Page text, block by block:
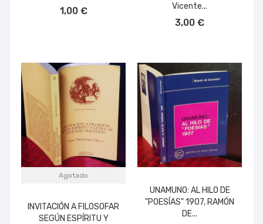
1,00 €
Vicente...
3,00 €
Agotado
INVITACIÓN A FILOSOFAR
SEGÚN ESPÍRITU Y
UNAMUNO: AL HILO DE
"POESÍAS" 1907, RAMÓN
DE...